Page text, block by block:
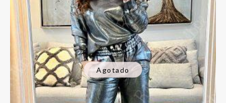
Agotado